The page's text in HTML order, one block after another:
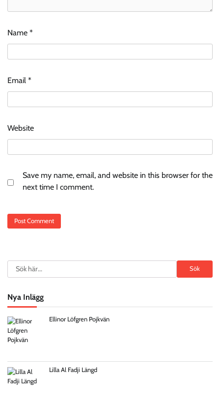
Name *
Email *
Website
Save my name, email, and website in this browser for the
next time I comment.
Search Sök
Nya Inlägg
Ellinor Löfgren Pojkvän
Lilla Al Fadji Längd